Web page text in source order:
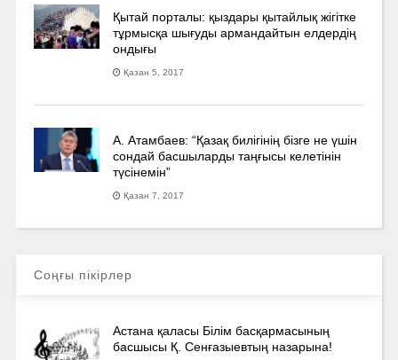
Қытай порталы: қыздары қытайлық жігітке
тұрмысқа шығуды армандайтын елдердің
ондығы
Қазан 5, 2017
А. Атамбаев: “Қазақ билігінің бізге не үшін
сондай басшыларды таңғысы келетінін
түсінемін”
Қазан 7, 2017
Соңғы пікірлер
Астана қаласы Білім басқармасының
басшысы Қ. Сенғазыевтың назарына!